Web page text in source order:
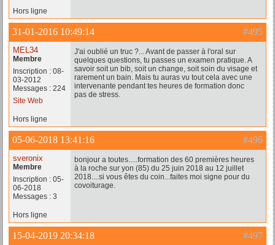
Hors ligne
#495
31-01-2016 10:49:14
MEL34
Membre
Inscription : 08-
03-2012
Messages : 224
Site Web
J'ai oublié un truc ?... Avant de passer à l'oral sur
quelques questions, tu passes un examen pratique. A
savoir soit un bib, soit un change, soit soin du visage et
rarement un bain. Mais tu auras vu tout cela avec une
intervenante pendant tes heures de formation donc
pas de stress.
Hors ligne
#496
05-06-2018 13:41:16
sveronix
Membre
Inscription : 05-
06-2018
Messages : 3
bonjour a toutes.....formation des 60 premières heures
à la roche sur yon (85) du 25 juin 2018 au 12 juillet
2018....si vous êtes du coin...faites moi signe pour du
covoiturage.
Hors ligne
#497
15-04-2019 20:34:18